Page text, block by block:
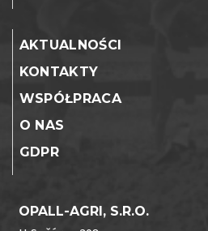
AKTUALNOŚCI
KONTAKTY
WSPÓŁPRACA
O NAS
GDPR
OPALL-AGRI, S.R.O.